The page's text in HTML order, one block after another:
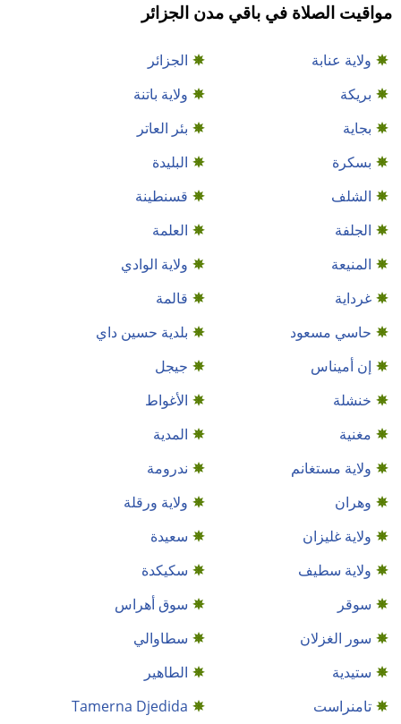
مواقيت الصلاة في باقي مدن الجزائر
ولاية عنابة
الجزائر
بريكة
ولاية باتنة
بجاية
بئر العاتر
بسكرة
البليدة
الشلف
قسنطينة
الجلفة
العلمة
المنيعة
ولاية الوادي
غرداية
قالمة
حاسي مسعود
بلدية حسين داي
إن أميناس
جيجل
خنشلة
الأغواط
مغنية
المدية
ولاية مستغانم
ندرومة
وهران
ولاية ورقلة
ولاية غليزان
سعيدة
ولاية سطيف
سكيكدة
سوقر
سوق أهراس
سور الغزلان
سطاوالي
ستيدية
الطاهير
تامنراست
Tamerna Djedida